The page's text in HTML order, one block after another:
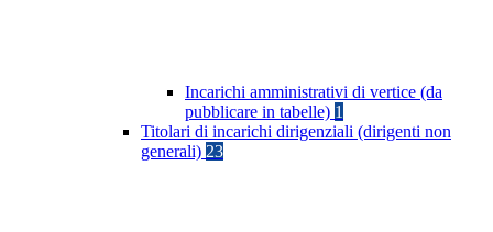
Incarichi amministrativi di vertice (da
pubblicare in tabelle) 1
Titolari di incarichi dirigenziali (dirigenti non
generali) 23